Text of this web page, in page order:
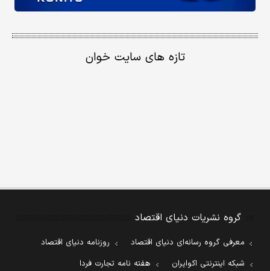
تازه های سایت خوان
گروه نشریات دنیای اقتصاد
معرفی گروه رسانه‌ای دنیای اقتصاد
روزنامه دنیای اقتصاد
شبکه اینترنتی اکوایران
هفته نامه تجارت فردا